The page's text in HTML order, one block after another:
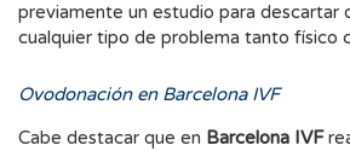
previamente un estudio para descartar
cualquier tipo de problema tanto físico
Ovodonación en Barcelona IVF
Cabe destacar que en Barcelona IVF